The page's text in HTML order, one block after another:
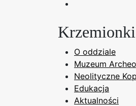
Krzemionki
O oddziale
Muzeum
Neolityczne
Edukacja
Aktualności